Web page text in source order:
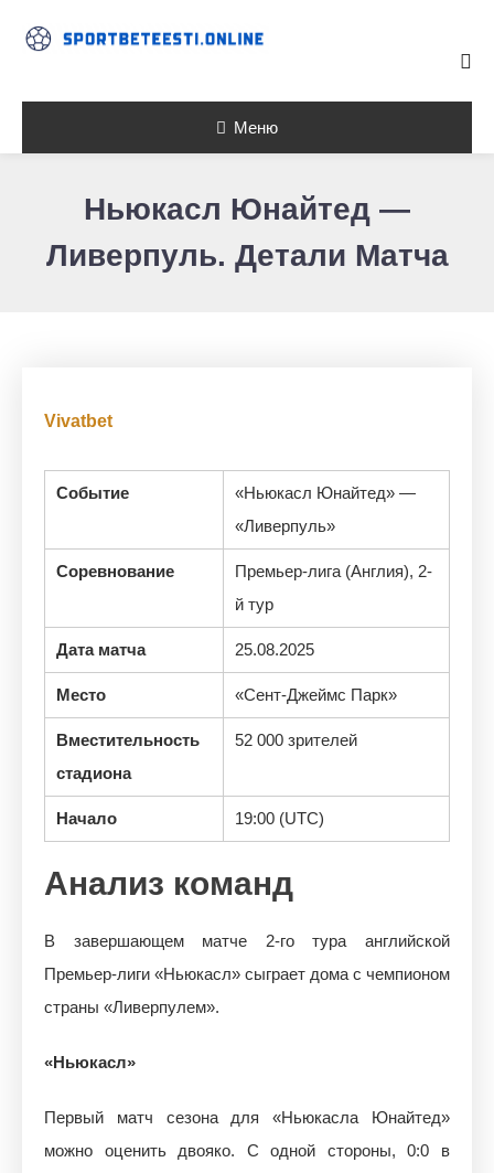
Меню
Ньюкасл Юнайтед —
Ливерпуль. Детали Матча
Vivatbet
Событие
«Ньюкасл Юнайтед» —
«Ливерпуль»
Соревнование
Премьер-лига (Англия), 2-
й тур
Дата матча 25.08.2025
Место «Сент-Джеймс Парк»
Вместительность
стадиона
52 000 зрителей
Начало 19:00 (UTC)
Анализ команд
В завершающем матче 2-го тура английской
Премьер-лиги «Ньюкасл» сыграет дома с чемпионом
страны «Ливерпулем».
«Ньюкасл»
Первый матч сезона для «Ньюкасла Юнайтед»
можно оценить двояко. С одной стороны, 0:0 в